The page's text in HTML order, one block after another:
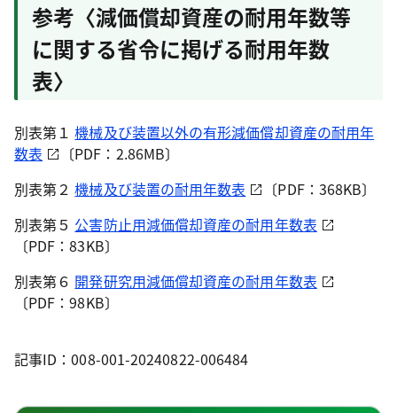
参考〈減価償却資産の耐用年数等
に関する省令に掲げる耐用年数
表〉
別表第１機械及び装置以外の有形減価償却資産の耐用年
数表
〔PDF：2.86MB〕
別表第２機械及び装置の耐用年数表
〔PDF：368KB〕
別表第５ 公害防止用減価償却資産の耐用年数表
〔PDF：83KB〕
別表第６ 開発研究用減価償却資産の耐用年数表
〔PDF：98KB〕
記事ID：008-001-20240822-006484